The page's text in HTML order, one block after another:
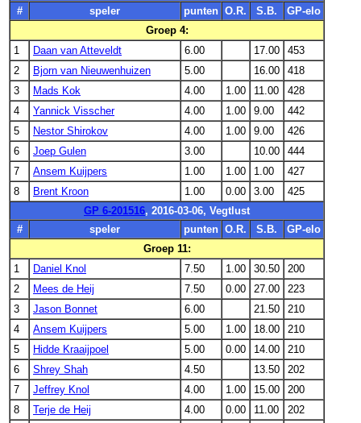
#
speler punten O.R. S.B.
GP-elo
Groep 4:
1
Daan van Atteveldt 6.00 17.00
453
2
Bjorn van Nieuwenhuizen 5.00 16.00
418
3
Mads Kok 4.00 1.00 11.00
428
4
Yannick Visscher 4.00 1.00 9.00
442
5
Nestor Shirokov 4.00 1.00 9.00
426
6
Joep Gulen 3.00 10.00
444
7
Ansem Kuijpers 1.00 1.00 1.00
427
8
Brent Kroon 1.00 0.00 3.00
425
GP 6-201516, 2016-03-06, Vegtlust
#
speler punten O.R. S.B.
GP-elo
Groep 11:
1
Daniel Knol 7.50 1.00 30.50
200
2
Mees de Heij 7.50 0.00 27.00
223
3
Jason Bonnet 6.00 21.50
210
4
Ansem Kuijpers 5.00 1.00 18.00
210
5
Hidde Kraaijpoel 5.00 0.00 14.00
210
6
Shrey Shah 4.50 13.50
202
7
Jeffrey Knol 4.00 1.00 15.00
200
8
Terje de Heij 4.00 0.00 11.00
202